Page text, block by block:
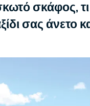
σκάφος,
σας άνετο